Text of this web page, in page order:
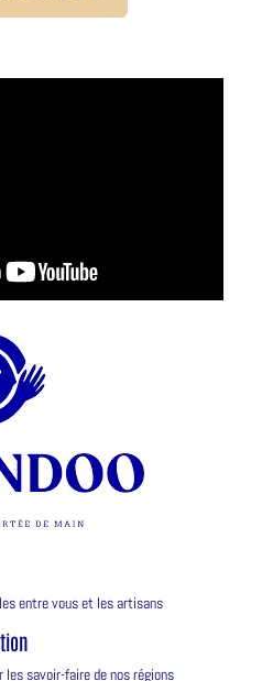
entre vous et les artisans
les savoir-faire de nos régions